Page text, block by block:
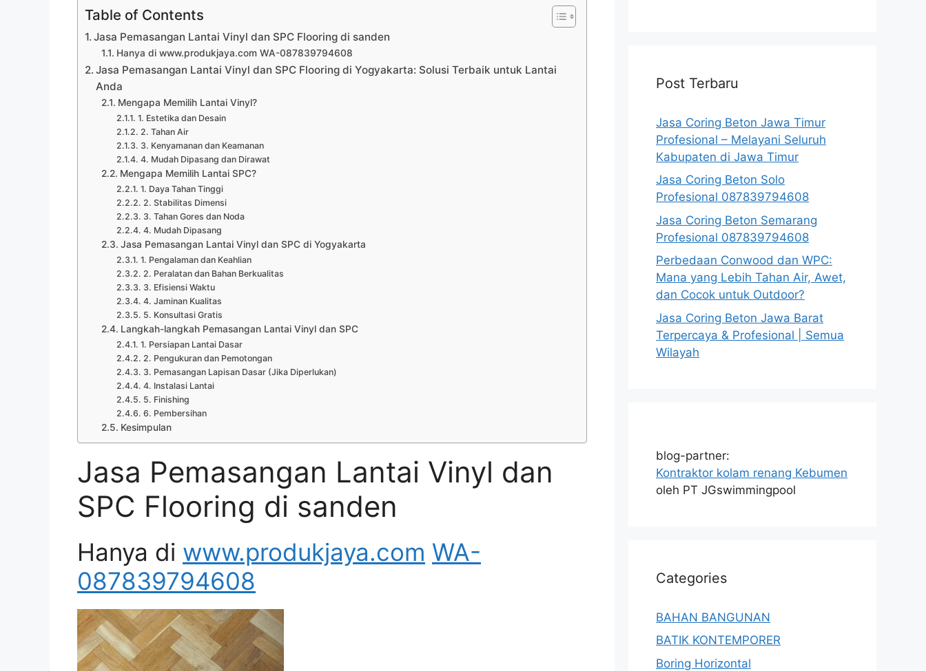
Table of Contents
Jasa Pemasangan Lantai Vinyl dan SPC Flooring di sanden
Hanya di www.produkjaya.com WA-087839794608
Jasa Pemasangan Lantai Vinyl dan SPC Flooring di Yogyakarta: Solusi Terbaik untuk Lantai
Anda
Mengapa Memilih Lantai Vinyl?
1. Estetika dan Desain
2. Tahan Air
3. Kenyamanan dan Keamanan
4. Mudah Dipasang dan Dirawat
Mengapa Memilih Lantai SPC?
1. Daya Tahan Tinggi
2. Stabilitas Dimensi
3. Tahan Gores dan Noda
4. Mudah Dipasang
Jasa Pemasangan Lantai Vinyl dan SPC di Yogyakarta
1. Pengalaman dan Keahlian
2. Peralatan dan Bahan Berkualitas
3. Efisiensi Waktu
4. Jaminan Kualitas
5. Konsultasi Gratis
Langkah-langkah Pemasangan Lantai Vinyl dan SPC
1. Persiapan Lantai Dasar
2. Pengukuran dan Pemotongan
3. Pemasangan Lapisan Dasar (Jika Diperlukan)
4. Instalasi Lantai
5. Finishing
6. Pembersihan
Kesimpulan
Jasa Pemasangan Lantai Vinyl dan
SPC Flooring di sanden
Hanya di www.produkjaya.com WA-
087839794608
Post Terbaru
Jasa Coring Beton Jawa Timur
Profesional – Melayani Seluruh
Kabupaten di Jawa Timur
Jasa Coring Beton Solo
Profesional 087839794608
Jasa Coring Beton Semarang
Profesional 087839794608
Perbedaan Conwood dan WPC:
Mana yang Lebih Tahan Air, Awet,
dan Cocok untuk Outdoor?
Jasa Coring Beton Jawa Barat
Terpercaya & Profesional | Semua
Wilayah
blog-partner:
Kontraktor kolam renang Kebumen
oleh PT JGswimmingpool
Categories
BAHAN BANGUNAN
BATIK KONTEMPORER
Boring Horizontal